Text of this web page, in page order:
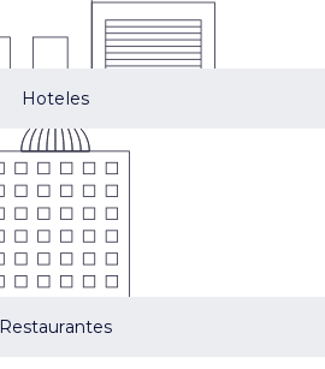
Hoteles
Restaurantes